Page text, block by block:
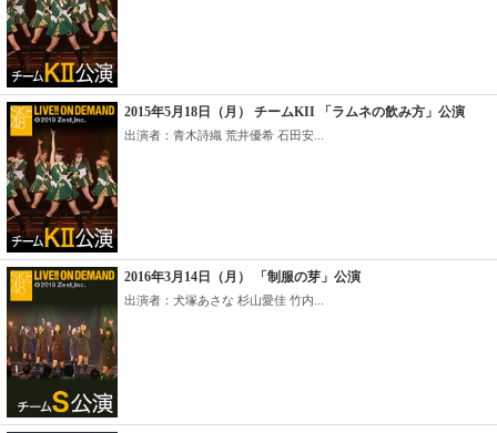
2015年5月18日（月） チームKII 「ラムネの飲み方」公演
出演者：青木詩織 荒井優希 石田安...
2016年3月14日（月） 「制服の芽」公演
出演者：犬塚あさな 杉山愛佳 竹内...